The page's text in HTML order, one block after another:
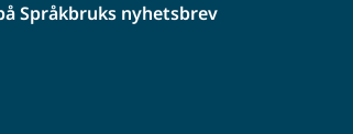
Språkbruks nyhetsbrev